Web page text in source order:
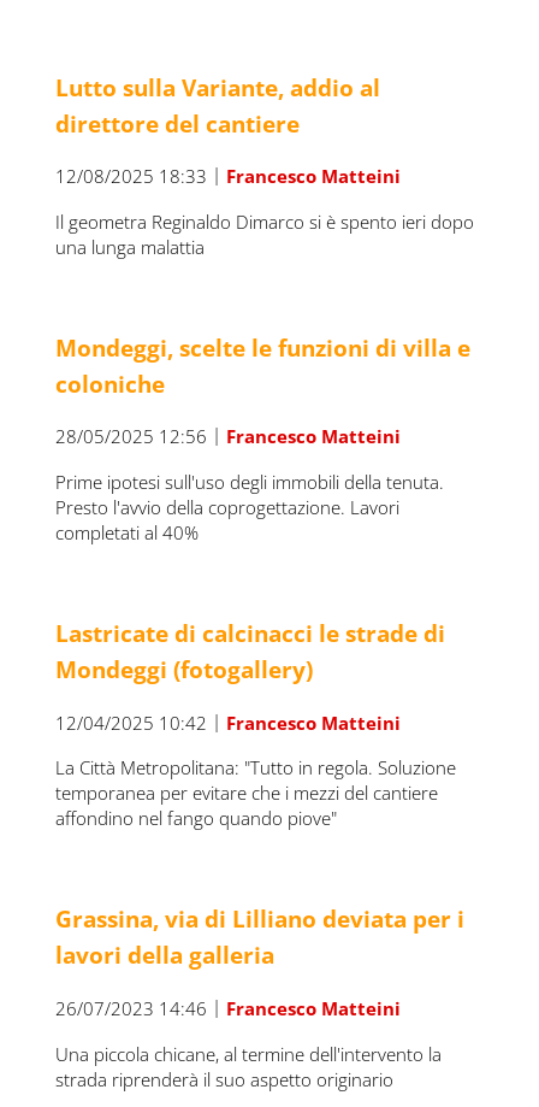
Lutto sulla Variante, addio al
direttore del cantiere
12/08/2025 18:33 | Francesco Matteini
Il geometra Reginaldo Dimarco si è spento ieri dopo
una lunga malattia
Mondeggi, scelte le funzioni di villa e
coloniche
28/05/2025 12:56 | Francesco Matteini
Prime ipotesi sull'uso degli immobili della tenuta.
Presto l'avvio della coprogettazione. Lavori
completati al 40%
Lastricate di calcinacci le strade di
Mondeggi (fotogallery)
12/04/2025 10:42 | Francesco Matteini
La Città Metropolitana: "Tutto in regola. Soluzione
temporanea per evitare che i mezzi del cantiere
affondino nel fango quando piove"
Grassina, via di Lilliano deviata per i
lavori della galleria
26/07/2023 14:46 | Francesco Matteini
Una piccola chicane, al termine dell'intervento la
strada riprenderà il suo aspetto originario